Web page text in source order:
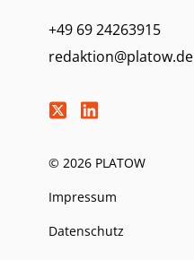
+49 69 24263915
redaktion@platow.de
© 2026 PLATOW
Impressum
Datenschutz